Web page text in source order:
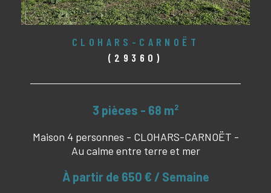
CLOHARS-CARNOËT
(29360)
3 pièces - 68 m²
Maison 4 personnes - CLOHARS-CARNOËT -
Au calme entre terre et mer
À partir de 650 € / Semaine